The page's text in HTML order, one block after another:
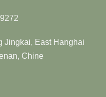
Jingkai, East Hanghai
Chine